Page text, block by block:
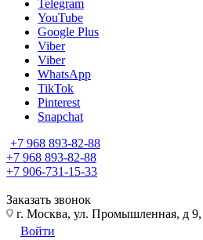
Telegram
YouTube
Google Plus
Viber
Viber
WhatsApp
TikTok
Pinterest
Snapchat
+7 968 893-82-88
+7 968 893-82-88
+7 906-731-15-33
Заказать звонок
г. Москва, ул. Промышленная, д 9,
Войти